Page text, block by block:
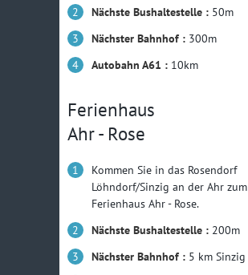
Nächste Bushaltestelle : 50m
Nächster Bahnhof : 300m
Autobahn A61 : 10km
Ferienhaus
Ahr - Rose
Kommen Sie in das Rosendorf
Löhndorf/Sinzig an der Ahr zum
Ferienhaus Ahr - Rose.
Nächste Bushaltestelle : 200m
Nächster Bahnhof : 5 km Sinzig